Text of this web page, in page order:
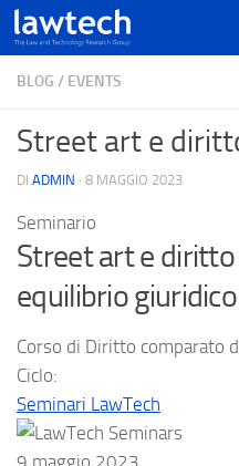
BLOG / EVENTS
Street art e
DI ADMIN · 8 MAGGIO 2023
Seminario
Street art e diritto
equilibrio
Corso di Diritto comparato
Ciclo:
Seminari LawTech
9 maggio 2023